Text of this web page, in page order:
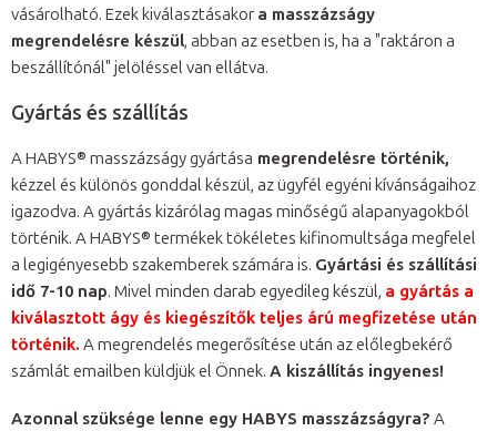
vásárolható. Ezek kiválasztásakor a masszázságy
megrendelésre készül, abban az esetben is, ha a "raktáron a
beszállítónál" jelöléssel van ellátva.
Gyártás és szállítás
A HABYS® masszázságy gyártása megrendelésre történik,
kézzel és különös gonddal készül, az ügyfél egyéni kívánságaihoz
igazodva. A gyártás kizárólag magas minőségű alapanyagokból
történik. A HABYS® termékek tökéletes kifinomultsága megfelel
a legigényesebb szakemberek számára is. Gyártási és szállítási
idő 7-10 nap. Mivel minden darab egyedileg készül, a gyártás a
kiválasztott ágy és kiegészítők teljes árú megfizetése után
történik. A megrendelés megerősítése után az előlegbekérő
számlát emailben küldjük el Önnek. A kiszállítás ingyenes!
Azonnal szüksége lenne egy HABYS masszázságyra? A